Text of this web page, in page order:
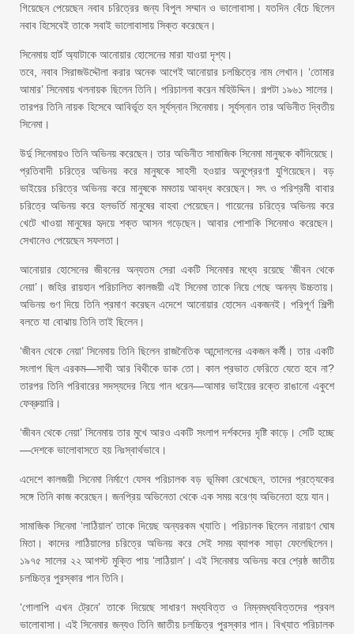
গিয়েছেন পেয়েছেন নবাব চরিত্রের জন্য বিপুল সম্মান ও ভালোবাসা। যতদিন বেঁচে ছিলেন
নবাব হিসেবেই তাকে সবাই ভালোবাসায় সিক্ত করেছেন।
সিনেমায় হার্ট অ্যাটাকে আনোয়ার হোসেনের মারা যাওয়া দৃশ্য।
তবে, নবাব সিরাজউদ্দৌলা করার অনেক আগেই আনোয়ার চলচ্চিত্রে নাম লেখান। ‘তোমার
আমার’ সিনেমায় খলনায়ক ছিলেন তিনি। পরিচালনা করেন মহিউদ্দিন। গল্পটা ১৯৬১ সালের।
তারপর তিনি নায়ক হিসেবে আবির্ভূত হন সূর্যস্নান সিনেমায়। সূর্যস্নান তার অভিনীত দ্বিতীয়
সিনেমা।
উর্দু সিনেমায়ও তিনি অভিনয় করেছেন। তার অভিনীত সামাজিক সিনেমা মানুষকে কাঁদিয়েছে।
প্রতিবাদী চরিত্রে অভিনয় করে মানুষকে সাহসী হওয়ার অনুপ্রেরণা যুগিয়েছেন। বড়
ভাইয়ের চরিত্রে অভিনয় করে মানুষকে মমতায় আবদ্ধ করেছেন। সৎ ও পরিশ্রমী বাবার
চরিত্রে অভিনয় করে হলভর্তি মানুষের বাহবা পেয়েছেন। গায়েনের চরিত্রে অভিনয় করে
খেটে খাওয়া মানুষের হৃদয়ে শক্ত আসন গড়েছেন। আবার পোশাকি সিনেমাও করেছেন।
সেখানেও পেয়েছেন সফলতা।
আনোয়ার হোসেনের জীবনের অন্যতম সেরা একটি সিনেমার মধ্যে রয়েছে ‘জীবন থেকে
নেয়া’। জহির রায়হান পরিচালিত কালজয়ী এই সিনেমা তাকে নিয়ে গেছে অনন্য উচ্চতায়।
অভিনয় গুণ দিয়ে তিনি প্রমাণ করেছন এদেশে আনোয়ার হোসেন একজনই। পরিপূর্ণ শিল্পী
বলতে যা বোঝায় তিনি তাই ছিলেন।
‘জীবন থেকে নেয়া’ সিনেমায় তিনি ছিলেন রাজনৈতিক আন্দোলনের একজন কর্মী। তার একটি
সংলাপ ছিল এরকম—সাথী আর বিথীকে ডাক তো। কাল প্রভাত ফেরিতে যেতে হবে না?
তারপর তিনি পরিবারের সদস্যদের নিয়ে গান ধরেন—আমার ভাইয়ের রক্তে রাঙানো একুশে
ফেব্রুয়ারি।
‘জীবন থেকে নেয়া’ সিনেমায় তার মুখে আরও একটি সংলাপ দর্শকদের দৃষ্টি কাড়ে। সেটি হচ্ছে
—দেশকে ভালোবাসতে হয় নিঃস্বার্থভাবে।
এদেশে কালজয়ী সিনেমা নির্মাণে যেসব পরিচালক বড় ভূমিকা রেখেছেন, তাদের প্রত্যেকের
সঙ্গে তিনি কাজ করেছেন। জনপ্রিয় অভিনেতা থেকে এক সময় বরেণ্য অভিনেতা হয়ে যান।
সামাজিক সিনেমা ‘লাঠিয়াল’ তাকে দিয়েছ অন্যরকম খ্যাতি। পরিচালক ছিলেন নারায়ণ ঘোষ
মিতা। কাদের লাঠিয়ালের চরিত্রে অভিনয় করে সেই সময় ব্যাপক সাড়া ফেলেছিলেন।
১৯৭৫ সালের ২২ আগস্ট মুক্তি পায় ‘লাঠিয়াল’। এই সিনেমায় অভিনয় করে শ্রেষ্ঠ জাতীয়
চলচ্চিত্র পুরস্কার পান তিনি।
‘গোলাপি এখন ট্রেনে’ তাকে দিয়েছে সাধারণ মধ্যবিত্ত ও নিম্নমধ্যবিত্তদের প্রবল
ভালোবাসা। এই সিনেমার জন্যও তিনি জাতীয় চলচ্চিত্র পুরস্কার পান। বিখ্যাত পরিচালক